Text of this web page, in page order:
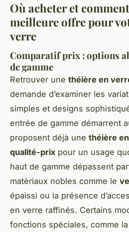
Où acheter et
meilleure offre pour
verre
Comparatif prix : options
de gamme
Retrouver une théière en
demande d’examiner les
simples et designs
entrée de gamme démarrent
proposent déjà une théière
qualité-prix pour un usage
haut de gamme dépassent
matériaux nobles comme le
épaissi ou la présence
en verre raffinés. Certains
fonctions spéciales, comme la